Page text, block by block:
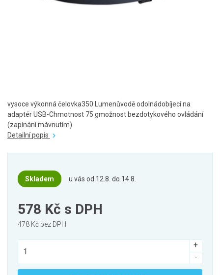
vysoce výkonná čelovka350 Lumenůvodě odolnádobíjecí na
adaptér USB-Chmotnost 75 gmožnost bezdotykového ovládání
(zapínání mávnutím)
Detailní popis
Skladem u vás od 12.8. do 14.8.
578 Kč s DPH
478 Kč bez DPH